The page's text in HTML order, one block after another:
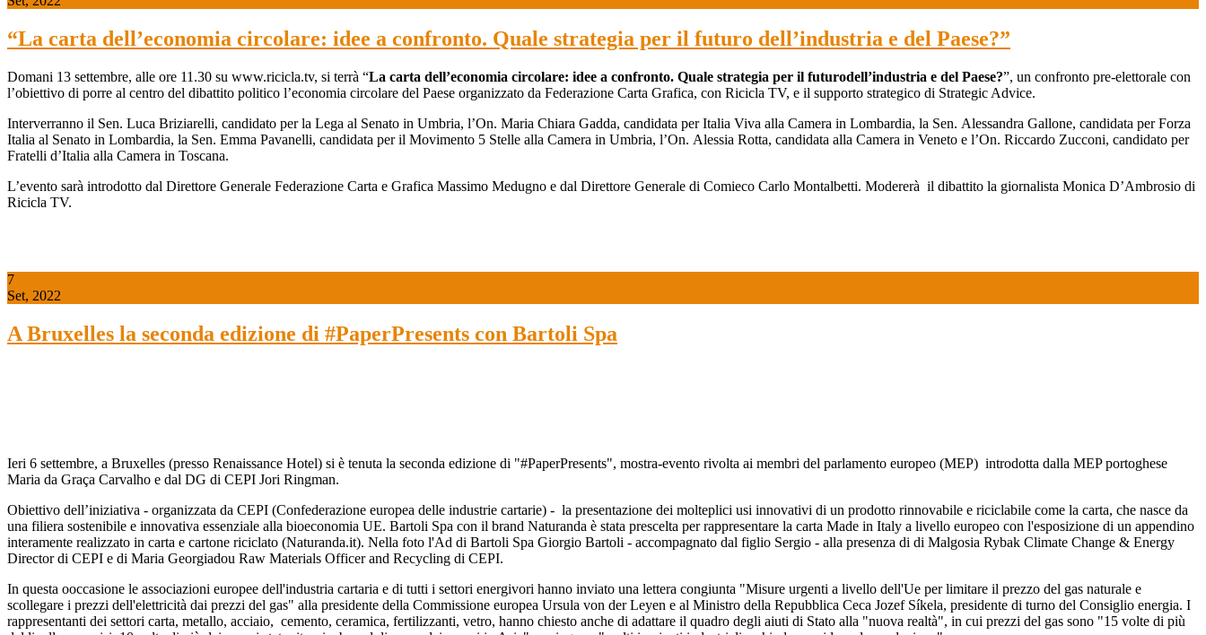
“La carta dell’economia circolare: idee a confronto. Quale strategia per il futuro dell’industria e del Paese?”
Domani 13 settembre, alle ore 11.30 su www.ricicla.tv, si terrà “La carta dell’economia circolare: idee a confronto. Quale strategia per il futurodell’industria e del Paese?”, un confronto pre-elettorale con
l’obiettivo di porre al centro del dibattito politico l’economia circolare del Paese organizzato da Federazione Carta Grafica, con Ricicla TV, e il supporto strategico di Strategic Advice.
Interverranno il Sen. Luca Briziarelli, candidato per la Lega al Senato in Umbria, l’On. Maria Chiara Gadda, candidata per Italia Viva alla Camera in Lombardia, la Sen. Alessandra Gallone, candidata per Forza
Italia al Senato in Lombardia, la Sen. Emma Pavanelli, candidata per il Movimento 5 Stelle alla Camera in Umbria, l’On. Alessia Rotta, candidata alla Camera in Veneto e l’On. Riccardo Zucconi, candidato per
Fratelli d’Italia alla Camera in Toscana.
L’evento sarà introdotto dal Direttore Generale Federazione Carta e Grafica Massimo Medugno e dal Direttore Generale di Comieco Carlo Montalbetti. Modererà il dibattito la giornalista Monica D’Ambrosio di
Ricicla TV.
7
Set, 2022
A Bruxelles la seconda edizione di #PaperPresents con Bartoli Spa
Ieri 6 settembre, a Bruxelles (presso Renaissance Hotel) si è tenuta la seconda edizione di "#PaperPresents", mostra-evento rivolta ai membri del parlamento europeo (MEP) introdotta dalla MEP portoghese
Maria da Graça Carvalho e dal DG di CEPI Jori Ringman.
Obiettivo dell’iniziativa - organizzata da CEPI (Confederazione europea delle industrie cartarie) - la presentazione dei molteplici usi innovativi di un prodotto rinnovabile e riciclabile come la carta, che nasce da
una filiera sostenibile e innovativa essenziale alla bioeconomia UE. Bartoli Spa con il brand Naturanda è stata prescelta per rappresentare la carta Made in Italy a livello europeo con l'esposizione di un appendino
interamente realizzato in carta e cartone riciclato (Naturanda.it). Nella foto l'Ad di Bartoli Spa Giorgio Bartoli - accompagnato dal figlio Sergio - alla presenza di di Malgosia Rybak Climate Change & Energy
Director di CEPI e di Maria Georgiadou Raw Materials Officer and Recycling di CEPI.
In questa ooccasione le associazioni europee dell'industria cartaria e di tutti i settori energivori hanno inviato una lettera congiunta "Misure urgenti a livello dell'Ue per limitare il prezzo del gas naturale e
scollegare i prezzi dell'elettricità dai prezzi del gas" alla presidente della Commissione europea Ursula von der Leyen e al Ministro della Repubblica Ceca Jozef Síkela, presidente di turno del Consiglio energia. I
rappresentanti dei settori carta, metallo, acciaio, cemento, ceramica, fertilizzanti, vetro, hanno chiesto anche di adattare il quadro degli aiuti di Stato alla "nuova realtà", in cui prezzi del gas sono "15 volte di più